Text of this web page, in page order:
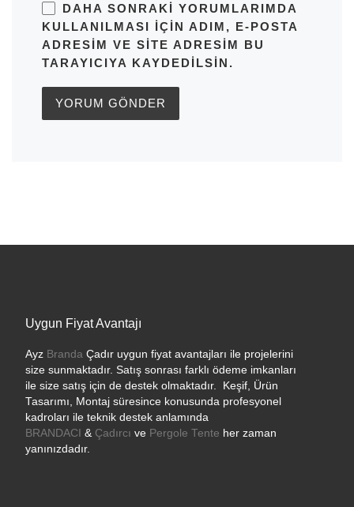
DAHA SONRAKI YORUMLARIMDA
KULLANILMASI IÇIN ADIM, E-POSTA
ADRESIM VE SITE ADRESIM BU
TARAYICIYA KAYDEDILSIN.
Uygun Fiyat Avantajı
Ayz BrandaÇadır uygun fiyat avantajları ile projelerini
size sunmaktadır. Satış sonrası farklı ödeme imkanları
ile size satış için de destek olmaktadır. Keşif, Ürün
Tasarımı, Montaj süresince konusunda profesyonel
kadroları ile teknik destek anlamında
BRANDACI & Çadırcı ve Pergole Tente her zaman
yanınızdadır.